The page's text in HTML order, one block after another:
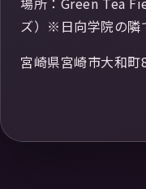
ズ）※日向学院の隣
宮崎県宮崎市大和